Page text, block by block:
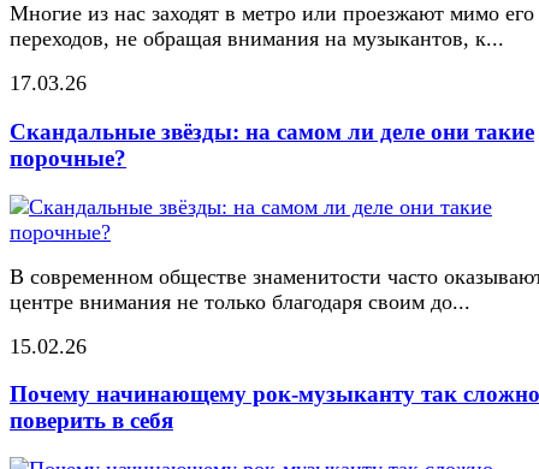
Многие из нас заходят в метро или проезжают мимо его
переходов, не обращая внимания на музыкантов, к...
17.03.26
Скандальные звёзды: на самом ли деле они такие
порочные?
В современном обществе знаменитости часто
центре внимания не только благодаря своим до...
15.02.26
Почему начинающему рок-музыканту так сложно
поверить в себя